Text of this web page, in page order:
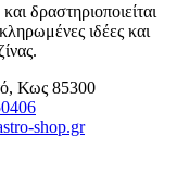
δραστηριοποιείται
ιδέες και
Κως 85300
shop.gr